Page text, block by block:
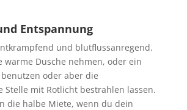
Entspannung
und blutflussanregend.
warme Dusche nehmen, oder ein
oder aber die
Stelle mit Rotlicht bestrahlen lassen.
die halbe Miete, wenn du dein